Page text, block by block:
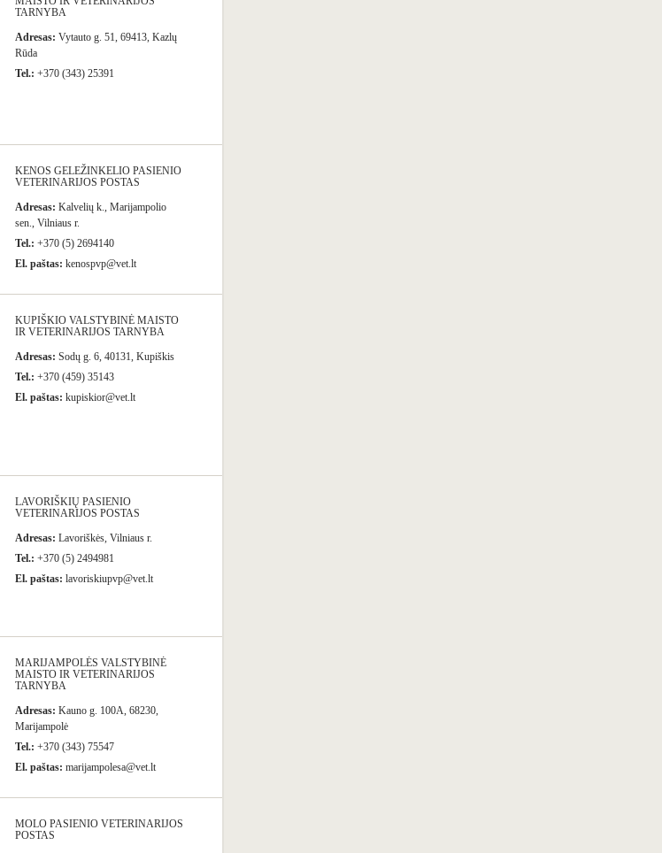
TARNYBA
Adresas: Vytauto g. 51, 69413, Kazlų
Rūda
Tel.: +370 (343) 25391
KENOS GELEŽINKELIO PASIENIO
VETERINARIJOS POSTAS
Adresas: Kalvelių k., Marijampolio
sen., Vilniaus r.
Tel.: +370 (5) 2694140
El. paštas: kenospvp@vet.lt
KUPIŠKIO VALSTYBINĖ MAISTO
IR VETERINARIJOS TARNYBA
Adresas: Sodų g. 6, 40131, Kupiškis
Tel.: +370 (459) 35143
El. paštas: kupiskior@vet.lt
LAVORIŠKIŲ PASIENIO
VETERINARIJOS POSTAS
Adresas: Lavoriškės, Vilniaus r.
Tel.: +370 (5) 2494981
El. paštas: lavoriskiupvp@vet.lt
MARIJAMPOLĖS VALSTYBINĖ
MAISTO IR VETERINARIJOS
TARNYBA
Adresas: Kauno g. 100A, 68230,
Marijampolė
Tel.: +370 (343) 75547
El. paštas: marijampolesa@vet.lt
MOLO PASIENIO VETERINARIJOS
POSTAS